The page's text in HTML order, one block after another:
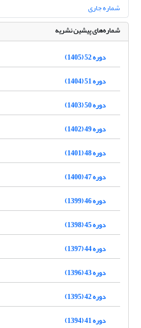
شماره جاری
شماره‌های پیشین نشریه
دوره 52 (1405)
دوره 51 (1404)
دوره 50 (1403)
دوره 49 (1402)
دوره 48 (1401)
دوره 47 (1400)
دوره 46 (1399)
دوره 45 (1398)
دوره 44 (1397)
دوره 43 (1396)
دوره 42 (1395)
دوره 41 (1394)